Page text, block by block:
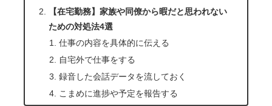
【在宅勤務】家族や同僚から暇だと思われない
ための対処法4選
仕事の内容を具体的に伝える
自宅外で仕事をする
録音した会話データを流しておく
こまめに進捗や予定を報告する